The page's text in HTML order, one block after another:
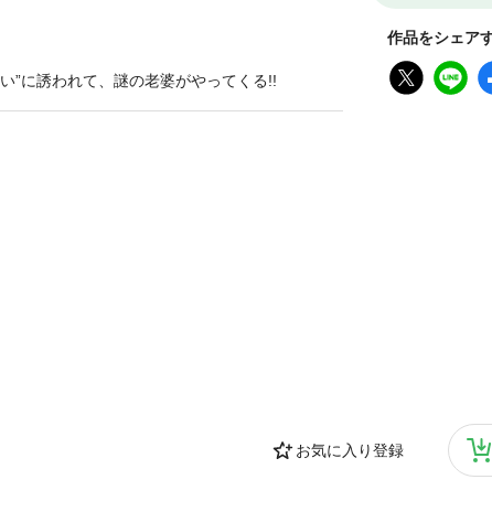
作品をシェア
お気に入り登録
に誘われて、謎の老婆がやってくる!!